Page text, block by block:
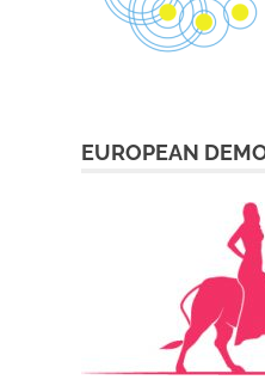
EUROPEAN